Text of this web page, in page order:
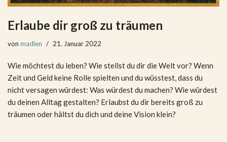
Erlaube dir groß zu träumen
von madlen 21. Januar 2022
Wie möchtest du leben? Wie stellst du dir die Welt vor? Wenn
Zeit und Geld keine Rolle spielten und du wüsstest, dass du
nicht versagen würdest: Was würdest du machen? Wie würdest
du deinen Alltag gestalten? Erlaubst du dir bereits groß zu
träumen oder hältst du dich und deine Vision klein?